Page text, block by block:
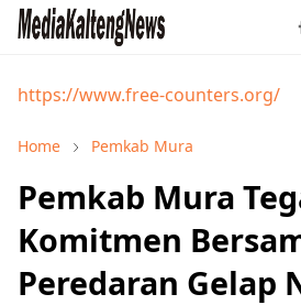
https://www.free-counters.org/
Home Pemkab Mura
Pemkab Mura
Komitmen
Peredaran Gelap